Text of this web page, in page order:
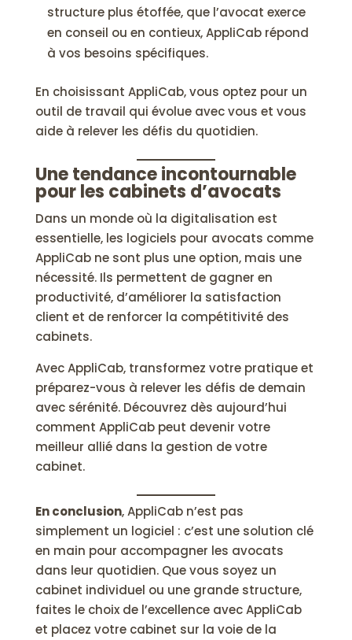
structure plus étoffée, que l’avocat exerce
en conseil ou en contieux, AppliCab répond
à vos besoins spécifiques.
En choisissant AppliCab, vous optez pour un
outil de travail qui évolue avec vous et vous
aide à relever les défis du quotidien.
Une tendance incontournable
pour les cabinets d’avocats
Dans un monde où la digitalisation est
essentielle, les logiciels pour avocats comme
AppliCab ne sont plus une option, mais une
nécessité. Ils permettent de gagner en
productivité, d’améliorer la satisfaction
client et de renforcer la compétitivité des
cabinets.
Avec AppliCab, transformez votre pratique et
préparez-vous à relever les défis de demain
avec sérénité. Découvrez dès aujourd’hui
comment AppliCab peut devenir votre
meilleur allié dans la gestion de votre
cabinet.
En conclusion, AppliCab n’est pas
simplement un logiciel : c’est une solution clé
en main pour accompagner les avocats
dans leur quotidien. Que vous soyez un
cabinet individuel ou une grande structure,
faites le choix de l’excellence avec AppliCab
et placez votre cabinet sur la voie de la